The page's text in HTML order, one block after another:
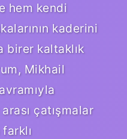
hem kendi
kaderini
birer kaltaklık
Mikhail
çatışmalar